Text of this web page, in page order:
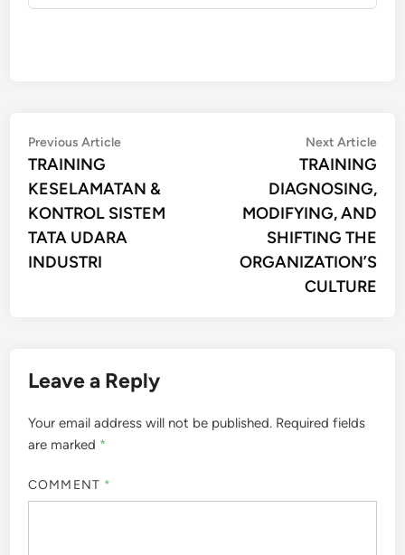
Post
navigation
Previous ArticlePrevious
TRAINING
KESELAMATAN &
KONTROL SISTEM
TATA UDARA
INDUSTRI
Next Article
TRAINING
DIAGNOSING,
MODIFYING, AND
SHIFTING THE
ORGANIZATION’S
CULTURE
Leave a Reply
Your email address will not be published. Required fields
are marked *
COMMENT *